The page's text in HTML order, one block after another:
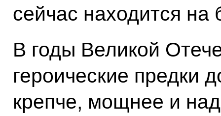
сейчас находится на
В годы Великой
героические предки
крепче, мощнее и